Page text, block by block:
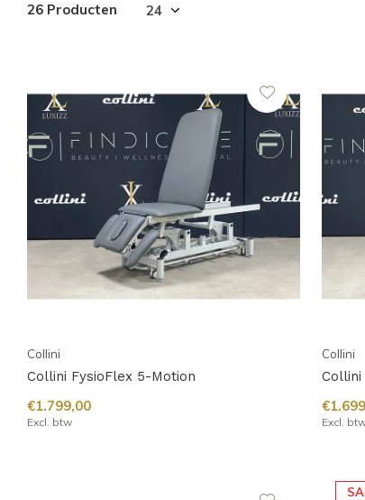
26 Producten
Collini
Collini FysioFlex 5-Motion
€1.799,00
Excl. btw
Collini
Collini
Excl.